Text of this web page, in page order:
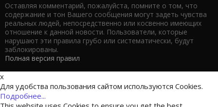
Оставляя комментарий, пожалуйста, помните о том, что
содержание и тон Вашего сообщения могут задеть чувства
реальных людей, непосредственно или косвенно имеющих
отношение к данной новости. Пользователи, которые
нарушают эти правила грубо или систематически, будут
заблокированы.
Полная версия правил
x
Для удобства пользования сайтом используются Cookies.
Подробнее...